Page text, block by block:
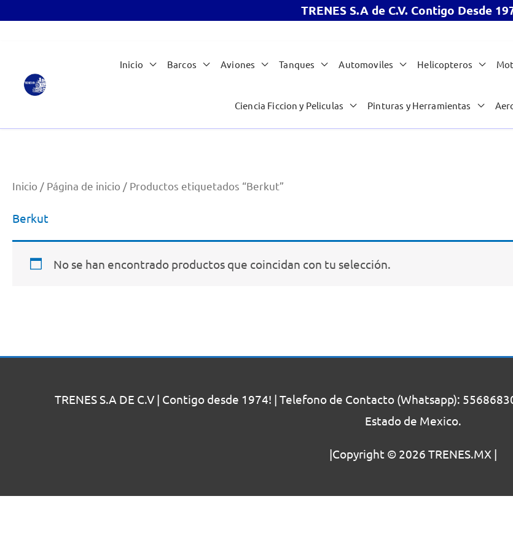
TRENES S.A de C.V. Contigo Desde
contenido
Inicio Barcos Aviones Tanques Automoviles Helicopteros
Ciencia Ficcion y Peliculas Pinturas y Herramientas
Inicio / Página de inicio / Productos etiquetados “Berkut”
Berkut
No se han encontrado productos que coincidan con tu selección.
TRENES S.A DE C.V | Contigo desde 1974! | Telefono de Contacto (Whatsapp):
Estado de Mexico.
|Copyright © 2026 TRENES.MX |